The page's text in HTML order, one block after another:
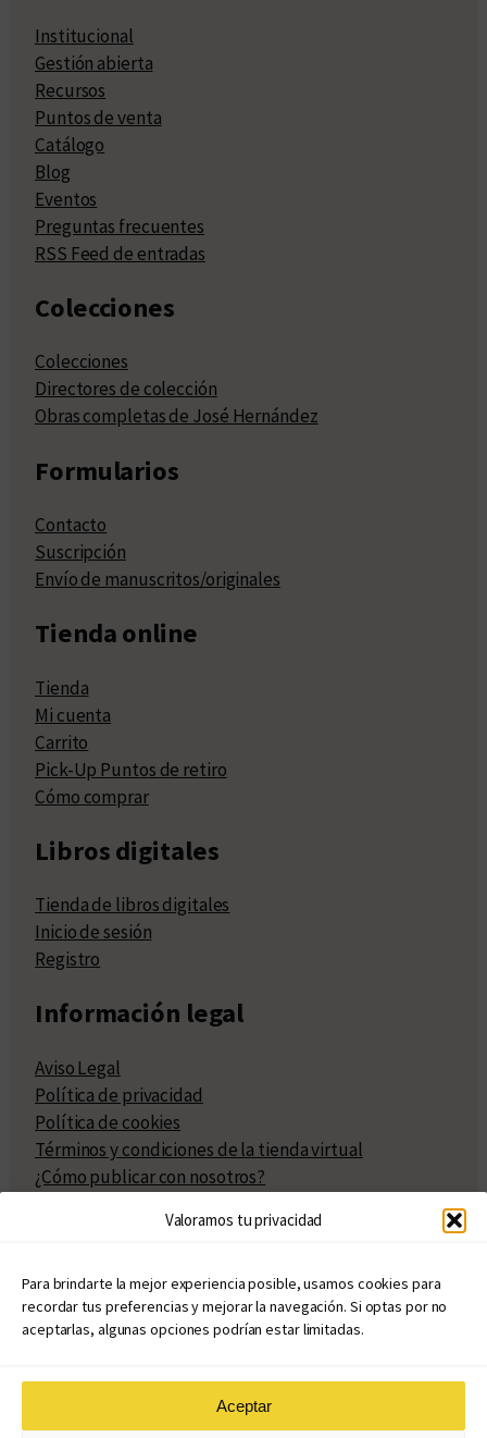
Valoramos tu privacidad
Para brindarte la mejor experiencia posible, usamos cookies para
recordar tus preferencias y mejorar la navegación. Si optas por no
aceptarlas, algunas opciones podrían estar limitadas.
Aceptar
Institucional
Gestión abierta
Recursos
Puntos de venta
Catálogo
Blog
Eventos
Preguntas frecuentes
RSS Feed de entradas
Colecciones
Colecciones
Directores de colección
Obras completas de José Hernández
Formularios
Contacto
Suscripción
Envío de manuscritos/originales
Tienda online
Tienda
Mi cuenta
Carrito
Pick-Up Puntos de retiro
Cómo comprar
Libros digitales
Tienda de libros digitales
Inicio de sesión
Registro
Información legal
Aviso Legal
Política de privacidad
Política de cookies
Términos y condiciones de la tienda virtual
¿Cómo publicar con nosotros?
Políticas de publicación
Políticas de coedición
Atribuciones